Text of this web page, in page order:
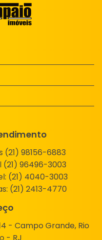
98156-6883
96496-3003
(21) 4040-3003
(21) 2413-4770
- Campo Grande, Rio